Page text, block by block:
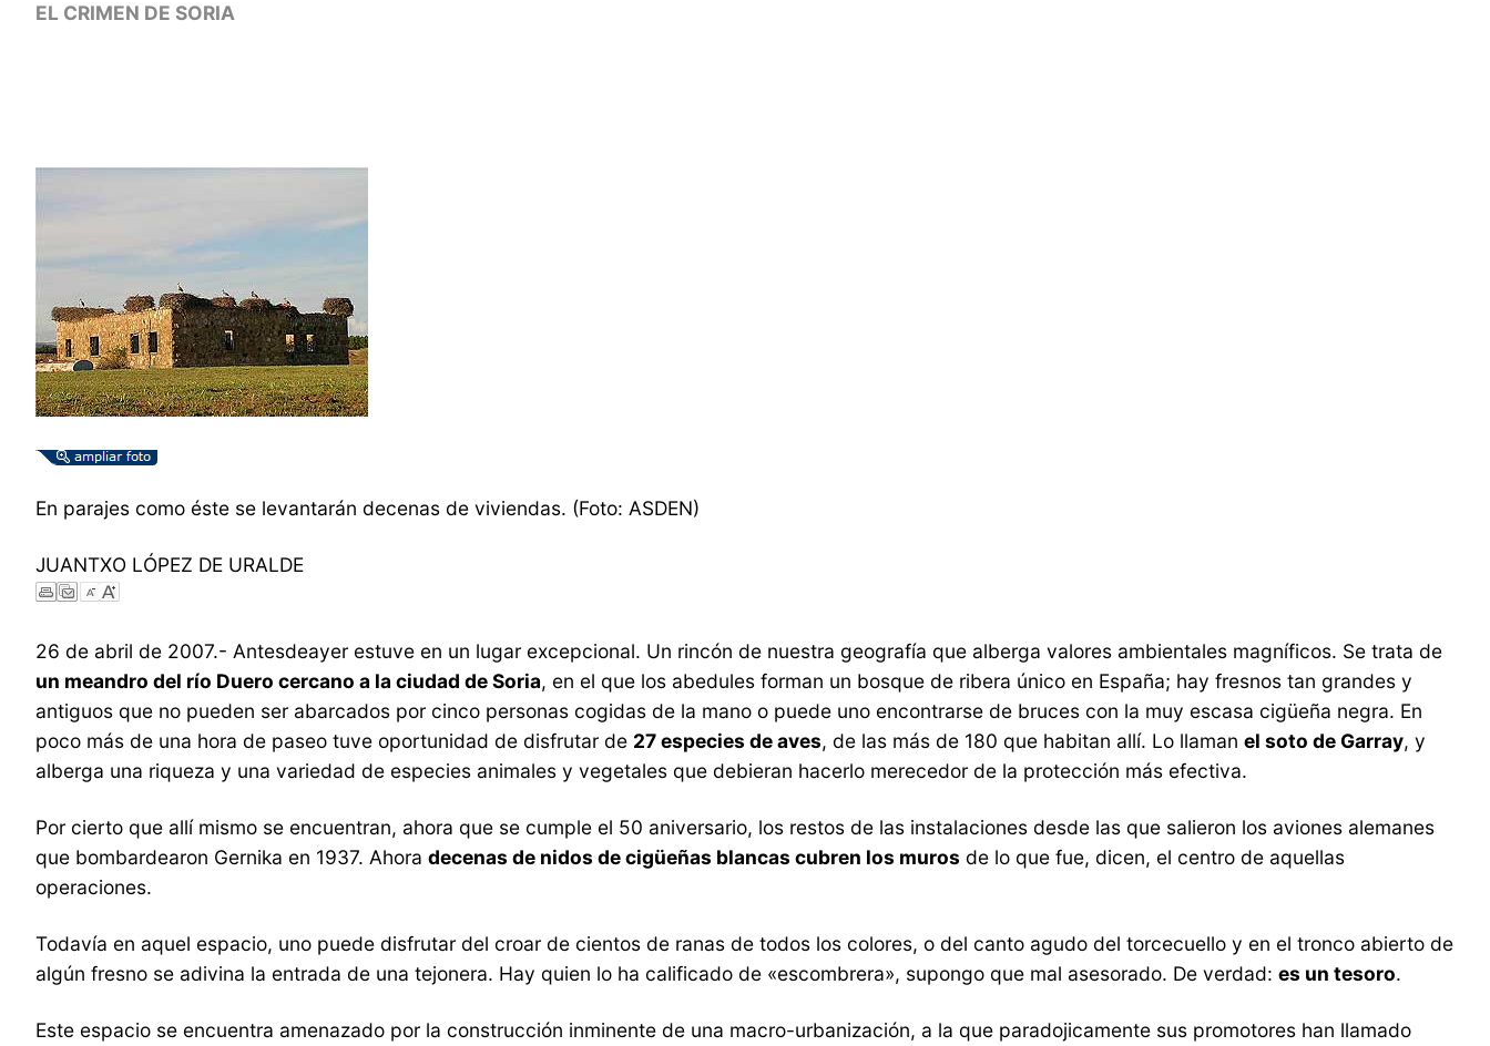
EL CRIMEN DE SORIA
En parajes como éste se levantarán decenas de viviendas. (Foto: ASDEN)
JUANTXO LÓPEZ DE URALDE
26 de abril de 2007.- Antesdeayer estuve en un lugar excepcional. Un rincón de nuestra geografía que alberga valores ambientales magníficos. Se trata de
un meandro del río Duero cercano a la ciudad de Soria, en el que los abedules forman un bosque de ribera único en España; hay fresnos tan grandes y
antiguos que no pueden ser abarcados por cinco personas cogidas de la mano o puede uno encontrarse de bruces con la muy escasa cigüeña negra. En
poco más de una hora de paseo tuve oportunidad de disfrutar de 27 especies de aves, de las más de 180 que habitan allí. Lo llaman el soto de Garray, y
alberga una riqueza y una variedad de especies animales y vegetales que debieran hacerlo merecedor de la protección más efectiva.
Por cierto que allí mismo se encuentran, ahora que se cumple el 50 aniversario, los restos de las instalaciones desde las que salieron los aviones alemanes
que bombardearon Gernika en 1937. Ahora decenas de nidos de cigüeñas blancas cubren los muros de lo que fue, dicen, el centro de aquellas
operaciones.
Todavía en aquel espacio, uno puede disfrutar del croar de cientos de ranas de todos los colores, o del canto agudo del torcecuello y en el tronco abierto de
algún fresno se adivina la entrada de una tejonera. Hay quien lo ha calificado de «escombrera», supongo que mal asesorado. De verdad: es un tesoro.
Este espacio se encuentra amenazado por la construcción inminente de una macro-urbanización, a la que paradojicamente sus promotores han llamado